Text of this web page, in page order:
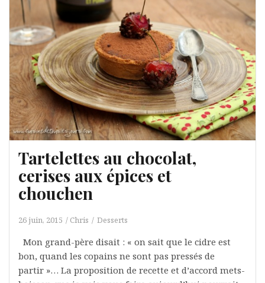
Tartelettes au chocolat,
cerises aux épices et
chouchen
26 juin, 2015 Chris Desserts
Mon grand-père disait : « on sait que le cidre est
bon, quand les copains ne sont pas pressés de
partir »… La proposition de recette et d’accord mets-